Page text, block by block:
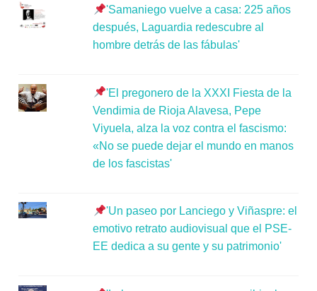
'Samaniego vuelve a casa: 225 años
después, Laguardia redescubre al
hombre detrás de las fábulas'
'El pregonero de la XXXI Fiesta de la
Vendimia de Rioja Alavesa, Pepe
Viyuela, alza la voz contra el fascismo:
«No se puede dejar el mundo en manos
de los fascistas'
'Un paseo por Lanciego y Viñaspre: el
emotivo retrato audiovisual que el PSE-
EE dedica a su gente y su patrimonio'